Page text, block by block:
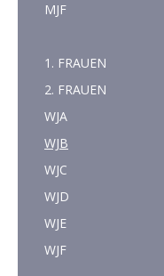
MJF
1. FRAUEN
2. FRAUEN
WJA
WJB
WJC
WJD
WJE
WJF